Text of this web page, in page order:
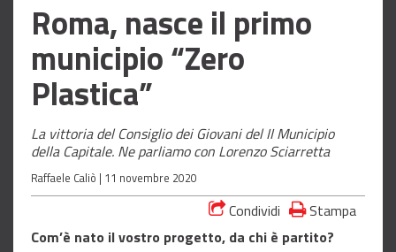
Roma, nasce il primo
municipio “Zero
Plastica”
La vittoria del Consiglio dei Giovani del II Municipio
della Capitale. Ne parliamo con Lorenzo Sciarretta
Raffaele Caliò | 11 novembre 2020
Condividi
Stampa
Com’è nato il vostro progetto, da chi è partito?